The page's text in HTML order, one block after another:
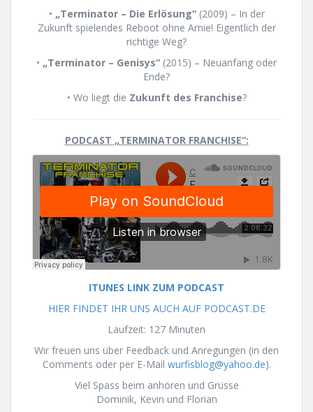
• „Terminator – Die Erlösung“(2009) – In der
Zukunft spielendes Reboot ohne Arnie! Eigentlich der
richtige Weg?
• „Terminator – Genisys“ (2015) – Neuanfang oder
Ende?
• Wo liegt die Zukunft des Franchise?
PODCAST „TERMINATOR FRANCHISE“:
ITUNES LINK ZUM PODCAST
HIER FINDET IHR UNS AUCH AUF PODCAST.DE
Laufzeit: 127 Minuten
Wir freuen uns über Feedback und Anregungen (in den
Comments oder per E-Mail wurfisblog@yahoo.de).
Viel Spass beim anhören und Grüsse
Dominik, Kevin und Florian